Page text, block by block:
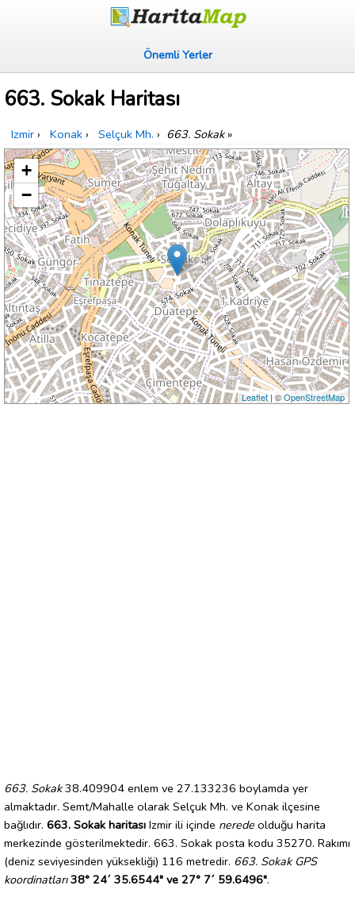
Önemli Yerler
663. Sokak Haritası
Izmir › Konak › Selçuk Mh. › 663. Sokak»
+
−
Leaflet| ©OpenStreetMap
663. Sokak38.409904 enlem ve 27.133236 boylamda yer
almaktadır. Semt/Mahalle olarak Selçuk Mh. ve Konak ilçesine
bağlıdır. 663. Sokak haritası Izmir ili içinde nerede olduğu harita
merkezinde gösterilmektedir. 663. Sokak posta kodu 35270. Rakımı
(deniz seviyesinden yüksekliği) 116 metredir. 663. Sokak GPS
koordinatları 38° 24´ 35.6544" ve 27° 7´ 59.6496".